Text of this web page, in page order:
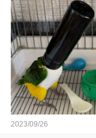
2023/09/26